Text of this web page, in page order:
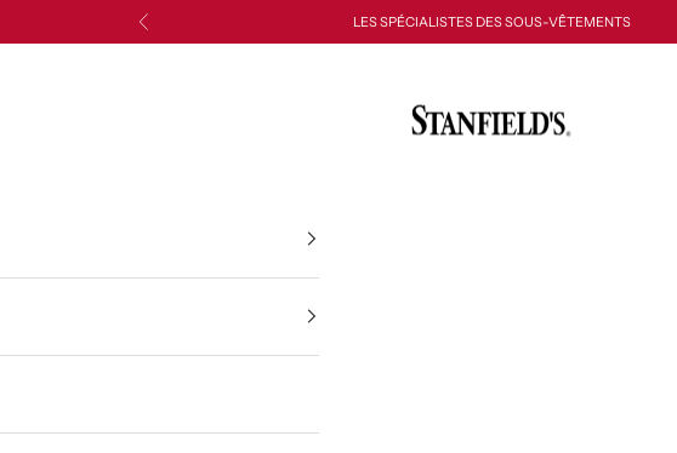
Précédent LES SPÉCIALISTES DES SOUS-VÊTEMENTS